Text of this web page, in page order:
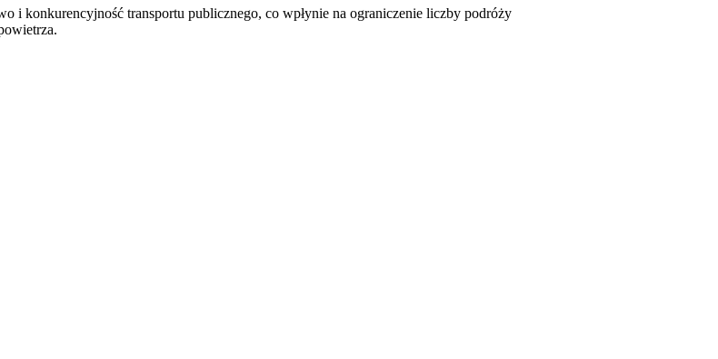
i konkurencyjność transportu publicznego, co wpłynie na ograniczenie liczby podróży